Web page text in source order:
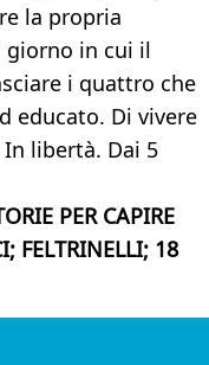
la propria
giorno in cui il
i quattro che
educato. Di vivere
libertà. Dai 5
PER CAPIRE
FELTRINELLI; 18